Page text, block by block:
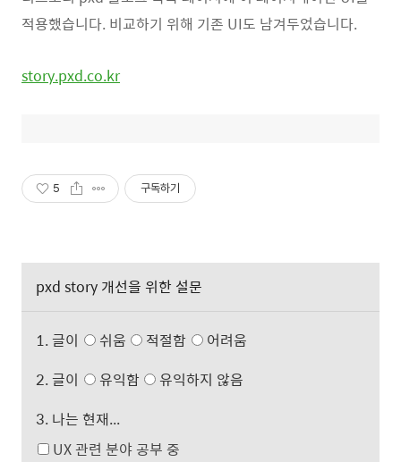
적용했습니다. 비교하기 위해 기존 UI도 남겨두었습니다.
story.pxd.co.kr
5 구독하기
pxd story 개선을 위한 설문
1. 글이 쉬움 적절함
어려움
2. 글이
유익함
유익하지 않음
3. 나는 현재...
UX 관련 분야 공부 중